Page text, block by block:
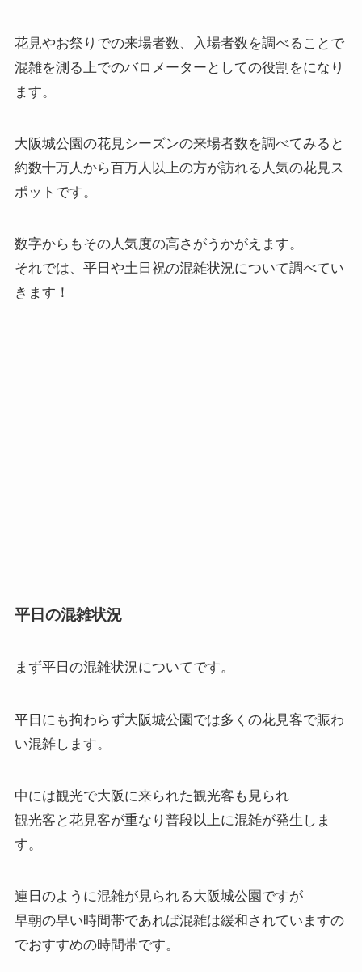
花見やお祭りでの来場者数、入場者数を調べることで
混雑を測る上でのバロメーターとしての役割をになり
ます。
大阪城公園の花見シーズンの来場者数を調べてみると
約数十万人から百万人以上の方が訪れる人気の花見ス
ポットです。
数字からもその人気度の高さがうかがえます。
それでは、平日や土日祝の混雑状況について調べてい
きます！
平日の混雑状況
まず平日の混雑状況についてです。
平日にも拘わらず大阪城公園では多くの花見客で賑わ
い混雑します。
中には観光で大阪に来られた観光客も見られ
観光客と花見客が重なり普段以上に混雑が発生しま
す。
連日のように混雑が見られる大阪城公園ですが
早朝の早い時間帯であれば混雑は緩和されていますの
でおすすめの時間帯です。